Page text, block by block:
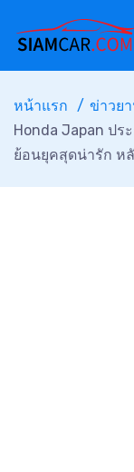
หน้าแรก ข่าวย
Honda Japan ปร
ย้อนยุคสุดน่ารัก ห